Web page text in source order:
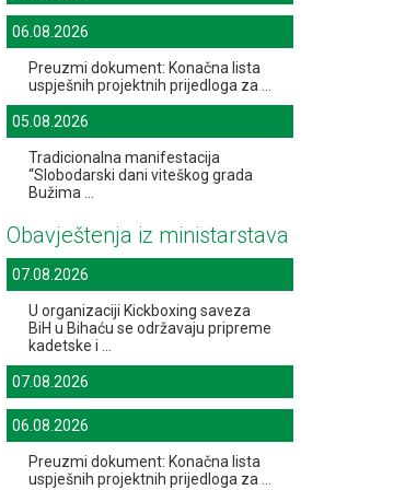
06.08.2026
Preuzmi dokument: Konačna lista
uspješnih projektnih prijedloga za ...
05.08.2026
Tradicionalna manifestacija
“Slobodarski dani viteškog grada
Bužima ...
Obavještenja iz ministarstava
07.08.2026
U organizaciji Kickboxing saveza
BiH u Bihaću se održavaju pripreme
kadetske i ...
07.08.2026
06.08.2026
Preuzmi dokument: Konačna lista
uspješnih projektnih prijedloga za ...